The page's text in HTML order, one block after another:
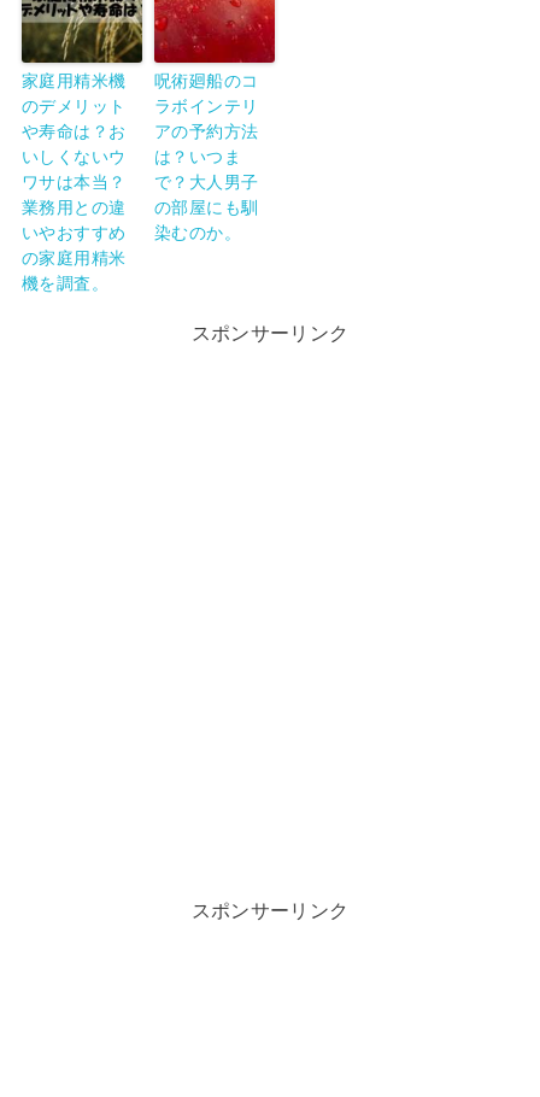
家庭用精米機
のデメリット
や寿命は？お
いしくないウ
ワサは本当？
業務用との違
いやおすすめ
の家庭用精米
機を調査。
呪術廻船のコ
ラボインテリ
アの予約方法
は？いつま
で？大人男子
の部屋にも馴
染むのか。
スポンサーリンク
スポンサーリンク